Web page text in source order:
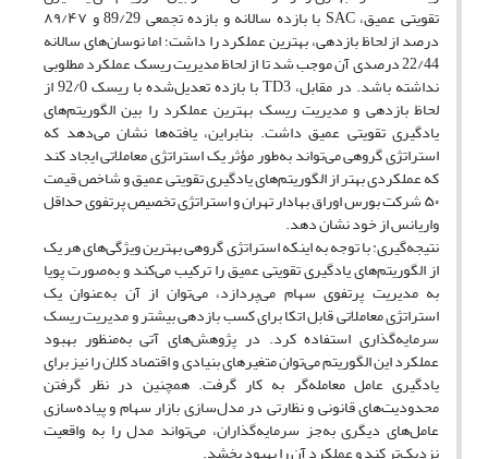
تقویتی عمیق، SAC با بازده سالانه و بازده تجمعی 89/29 و ۸۹/۴۷
درصد از لحاظ بازدهی، بهترین عملکرد را داشت؛ اما نوسان‌های سالانه
22/44 درصدی آن موجب شد تا از لحاظ مدیریت ریسک عملکرد مطلوبی
نداشته باشد. در مقابل، TD3 با بازده تعدیل‌شده با ریسک 92/0 از
لحاظ بازدهی و مدیریت ریسک بهترین عملکرد را بین الگوریتم‌های
یادگیری تقویتی عمیق داشت. بنابراین، یافته‌ها نشان می‌دهد که
استراتژی گروهی می‌تواند به‌طور مؤثر یک استراتژی معاملاتی ایجاد کند
که عملکردی بهتر از الگوریتم‌های یادگیری تقویتی عمیق و شاخص قیمت
۵۰ شرکت بورس اوراق بهادار تهران و استراتژی تخصیص پرتفوی حداقل
واریانس از خود نشان دهد.
نتیجه‌گیری: با توجه به اینکه استراتژی گروهی بهترین ویژگی‌های هر یک
از الگوریتم‌های یادگیری تقویتی عمیق را ترکیب می‌کند و به‌صورت پویا
به مدیریت پرتفوی سهام می‌پردازد، می‌توان از آن به‌عنوان یک
استراتژی معاملاتی قابل اتکا برای کسب بازدهی بیشتر و مدیریت ریسک
سرمایه‌گذاری استفاده کرد. در پژوهش‌های آتی به‌منظور بهبود
عملکرد این الگوریتم می‌توان متغیرهای بنیادی و اقتصاد کلان را نیز برای
یادگیری عامل معامله‌گر به کار گرفت. همچنین در نظر گرفتن
محدودیت‌های قانونی و نظارتی در مدل‌سازی بازار سهام و پیاده‌سازی
عامل‌های دیگری به‌جز سرمایه‌گذاران، می‌تواند مدل را به واقعیت